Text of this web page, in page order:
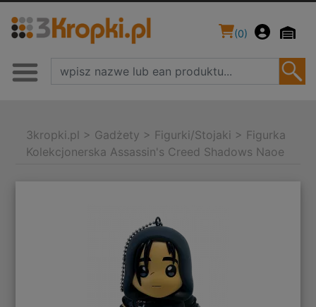
(0)
3kropki.pl > Gadżety > Figurki/Stojaki > Figurka
Kolekcjonerska Assassin's Creed Shadows Naoe